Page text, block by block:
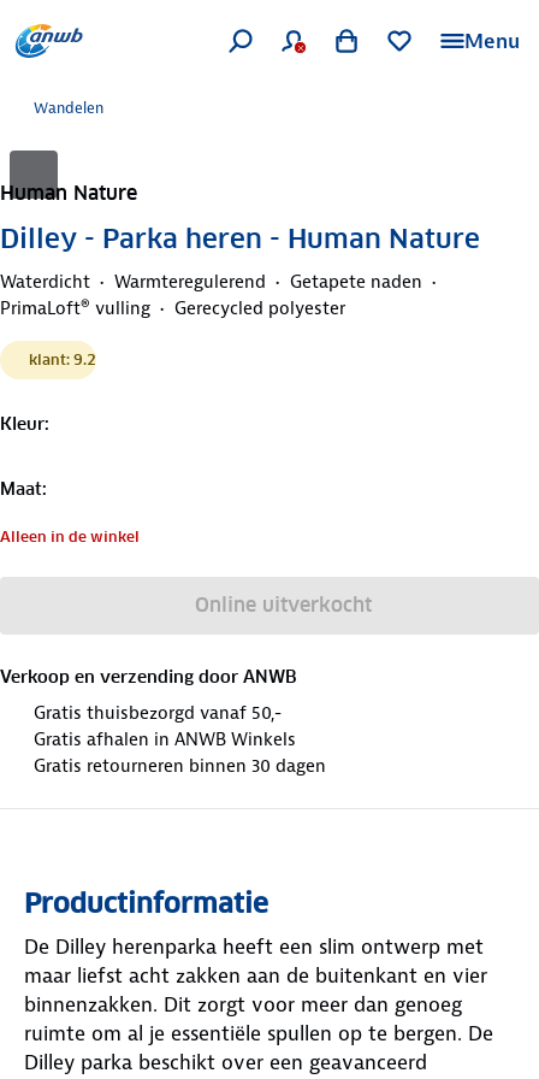
Menu
Wandelen
Human Nature
Dilley - Parka heren - Human Nature
Waterdicht Warmteregulerend
Getapete naden
PrimaLoft® vulling
Gerecycled polyester
klant: 9.2
Kleur:
Maat:
Alleen in de winkel
Online uitverkocht
Verkoop en verzending door ANWB
Gratis thuisbezorgd vanaf 50,-
Gratis afhalen in ANWB Winkels
Gratis retourneren binnen 30 dagen
Productinformatie
De Dilley herenparka heeft een slim ontwerp met
maar liefst acht zakken aan de buitenkant en vier
binnenzakken. Dit zorgt voor meer dan genoeg
ruimte om al je essentiële spullen op te bergen. De
Dilley parka beschikt over een geavanceerd